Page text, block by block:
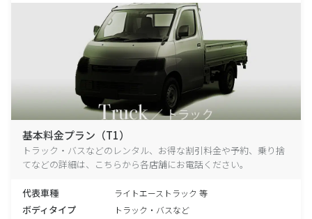
基本料金プラン（T1）
トラック・バスなどのレンタル、お得な割引料金や予約、乗り捨
てなどの詳細は、こちらから各店舗にお電話ください。
代表車種 ライトエーストラック 等
ボディタイプ トラック・バスなど